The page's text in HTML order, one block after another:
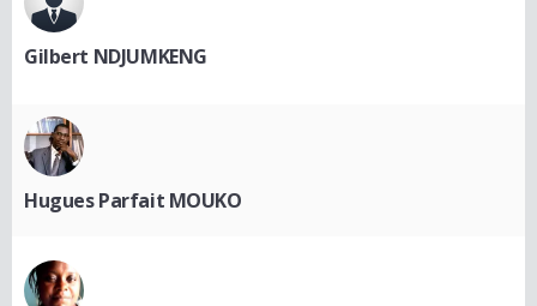
Gilbert NDJUMKENG
Hugues Parfait MOUKO